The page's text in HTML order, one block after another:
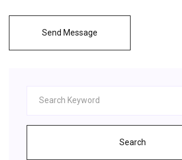
Send Message
Search